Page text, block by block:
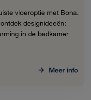
vloeroptie met Bona.
designideeën:
in de badkamer
Meer info